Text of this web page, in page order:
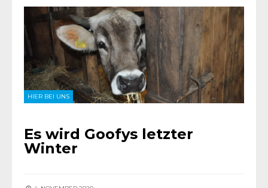
HIER BEI UNS
Es wird Goofys letzter
Winter